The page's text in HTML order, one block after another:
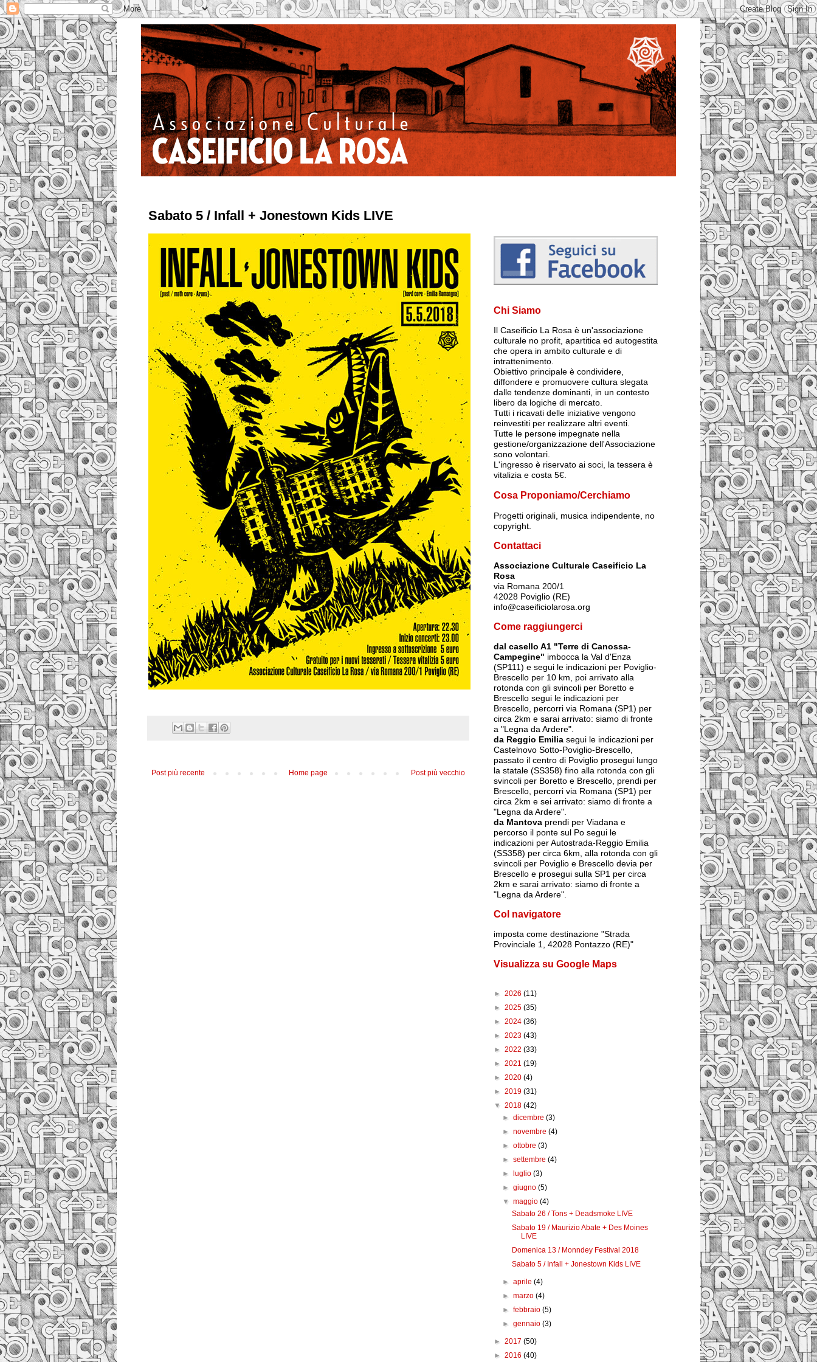
Sabato 5 / Infall + Jonestown Kids LIVE
Post più recente Post più vecchio
Home page
Chi Siamo
Il Caseificio La Rosa è un'associazione
culturale no profit, apartitica ed autogestita
che opera in ambito culturale e di
intrattenimento.
Obiettivo principale è condividere,
diffondere e promuovere cultura slegata
dalle tendenze dominanti, in un contesto
libero da logiche di mercato.
Tutti i ricavati delle iniziative vengono
reinvestiti per realizzare altri eventi.
Tutte le persone impegnate nella
gestione/organizzazione dell'Associazione
sono volontari.
L'ingresso è riservato ai soci, la tessera è
vitalizia e costa 5€.
Cosa Proponiamo/Cerchiamo
Progetti originali, musica indipendente, no
copyright.
Contattaci
Associazione Culturale Caseificio La
Rosa
via Romana 200/1
42028 Poviglio (RE)
info@caseificiolarosa.org
Come raggiungerci
dal casello A1 "Terre di Canossa-
Campegine" imbocca la Val d'Enza
(SP111) e segui le indicazioni per Poviglio-
Brescello per 10 km, poi arrivato alla
rotonda con gli svincoli per Boretto e
Brescello segui le indicazioni per
Brescello, percorri via Romana (SP1) per
circa 2km e sarai arrivato: siamo di fronte
a "Legna da Ardere".
da Reggio Emilia segui le indicazioni per
Castelnovo Sotto-Poviglio-Brescello,
passato il centro di Poviglio prosegui lungo
la statale (SS358) fino alla rotonda con gli
svincoli per Boretto e Brescello, prendi per
Brescello, percorri via Romana (SP1) per
circa 2km e sei arrivato: siamo di fronte a
"Legna da Ardere".
da Mantova prendi per Viadana e
percorso il ponte sul Po segui le
indicazioni per Autostrada-Reggio Emilia
(SS358) per circa 6km, alla rotonda con gli
svincoli per Poviglio e Brescello devia per
Brescello e prosegui sulla SP1 per circa
2km e sarai arrivato: siamo di fronte a
"Legna da Ardere".
Col navigatore
imposta come destinazione "Strada
Provinciale 1, 42028 Pontazzo (RE)"
Visualizza su Google Maps
► 2026 (11)
► 2025 (35)
► 2024 (36)
► 2023 (43)
► 2022 (33)
► 2021 (19)
► 2020 (4)
► 2019 (31)
▼ 2018 (42)
►dicembre(3)
►novembre(4)
►ottobre(3)
►settembre(4)
►
luglio(3)
►giugno(5)
▼maggio(4)
Sabato 26 / Tons + Deadsmoke LIVE
Sabato 19 / Maurizio Abate + Des Moines
LIVE
Domenica 13 / Monndey Festival 2018
Sabato 5 / Infall + Jonestown Kids LIVE
►aprile(4)
►marzo(4)
►febbraio(5)
►gennaio(3)
► 2017 (50)
► 2016 (40)